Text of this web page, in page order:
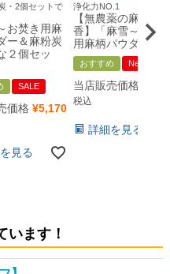
・2個セットで
お焚き用麻
ー＆麻粉炭
２個セッ
SALE
価格 ¥5,170
見る
浄化力NO.1
【無農薬の麻のお
香】「麻雪～お焚
用麻柄パウダー」
おすすめ New !!
当店販売価格
税込
詳細を見る
います！